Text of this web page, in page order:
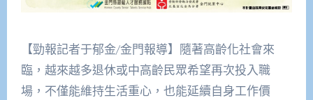
【勁報記者于郁金/金門報導】隨著高齡化社會來
臨，越來越多退休或中高齡民眾希望再次投入職
場，不僅能維持生活重心，也能延續自身工作價